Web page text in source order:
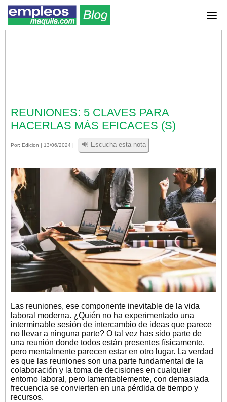
REUNIONES: 5 CLAVES PARA
HACERLAS MÁS EFICACES (S)
Por: Edicion | 13/06/2024 | 🔊 Escucha esta nota
Las reuniones, ese componente inevitable de la vida
laboral moderna. ¿Quién no ha experimentado una
interminable sesión de intercambio de ideas que parece
no llevar a ninguna parte? O tal vez has sido parte de
una reunión donde todos están presentes físicamente,
pero mentalmente parecen estar en otro lugar. La verdad
es que las reuniones son una parte fundamental de la
colaboración y la toma de decisiones en cualquier
entorno laboral, pero lamentablemente, con demasiada
frecuencia se convierten en una pérdida de tiempo y
recursos.